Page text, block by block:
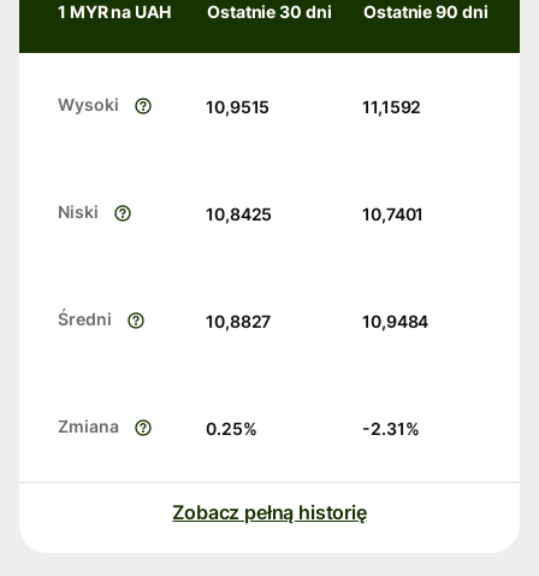
1 MYR na UAH Ostatnie 30 dni Ostatnie 90 dni
Wysoki 10,9515 11,1592
Niski 10,8425 10,7401
Średni 10,8827 10,9484
Zmiana 0.25% -2.31%
Zobacz pełną historię